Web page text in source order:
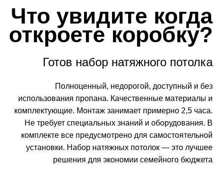
Что увидите когда
откроете коробку?
Готов набор натяжного потолка
Полноценный, недорогой, доступный и без
использования пропана. Качественные материалы и
комплектующие. Монтаж занимает примерно 2,5 часа.
Не требует специальных знаний и оборудования. В
комплекте все предусмотрено для самостоятельной
установки. Набор натяжных потолок — это лучшее
решения для экономии семейного бюджета